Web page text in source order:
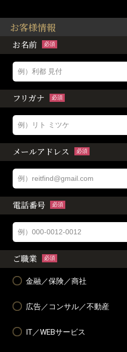
お客様情報
お名前 必須
フリガナ 必須
メールアドレス 必須
電話番号 必須
ご職業 必須
金融／保険／商社
広告／コンサル／不動産
IT／WEBサービス